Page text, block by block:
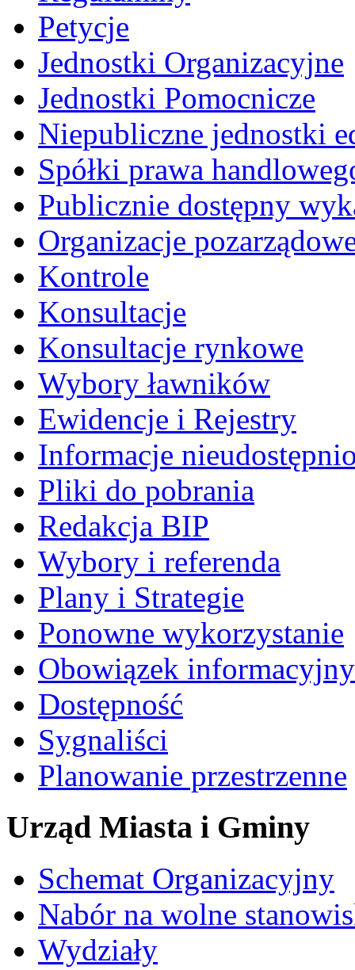
Petycje
Jednostki Organizacyjne
Jednostki Pomocnicze
Niepubliczne jednostki
Spółki prawa
Publicznie dostępny
Organizacje
Kontrole
Konsultacje
Konsultacje rynkowe
Wybory ławników
Ewidencje i Rejestry
Informacje
Pliki do pobrania
Redakcja BIP
Wybory i referenda
Plany i Strategie
Ponowne wykorzystanie
Obowiązek informacyjny
Dostępność
Sygnaliści
Planowanie przestrzenne
Urząd Miasta i Gminy
Schemat Organizacyjny
Nabór na wolne
Wydziały